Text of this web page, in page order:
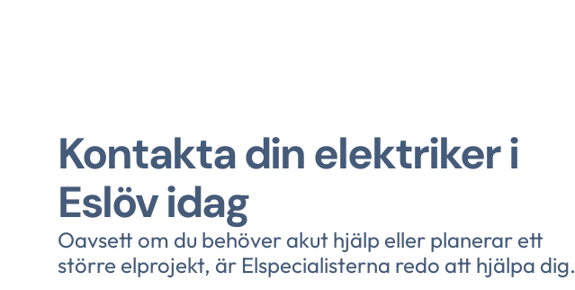
Kontakta din elektriker i
Eslöv idag
Oavsett om du behöver akut hjälp eller planerar ett
större elprojekt, är Elspecialisterna redo att hjälpa dig.